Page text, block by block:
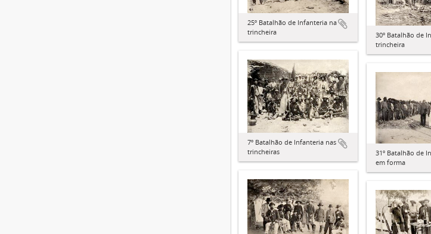
25º Batalhão de Infanteria na
trincheira
30º Batalhão de
trincheira
7º Batalhão de Infanteria nas
trincheiras
31º Batalhão de
em forma